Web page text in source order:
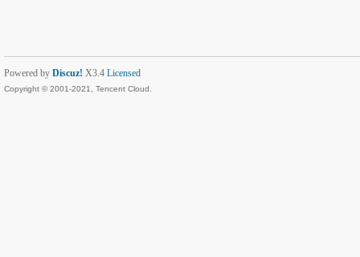
Powered by Discuz! X3.4 Licensed
Copyright © 2001-2021, Tencent Cloud.